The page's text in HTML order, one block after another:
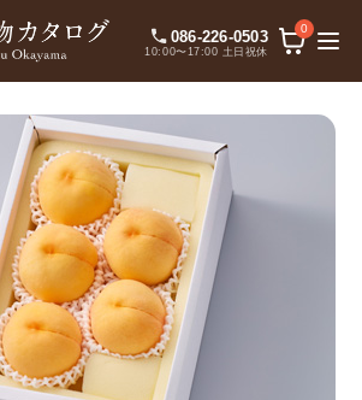
086-226-0503
10:00〜17:00 土日祝休
0